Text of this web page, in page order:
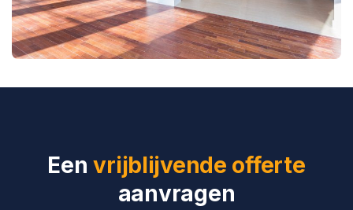
Eenvrijblijvende offerte
aanvragen